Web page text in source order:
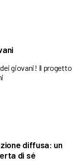
giovani! Il progetto
diffusa: un
di sé